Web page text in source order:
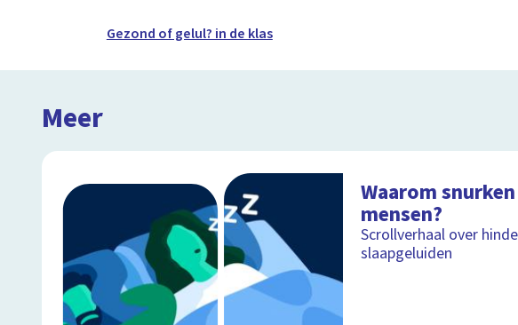
Gezond of gelul? in de klas
Meer
Waarom snurken
mensen?
Scrollverhaal over
slaapgeluiden